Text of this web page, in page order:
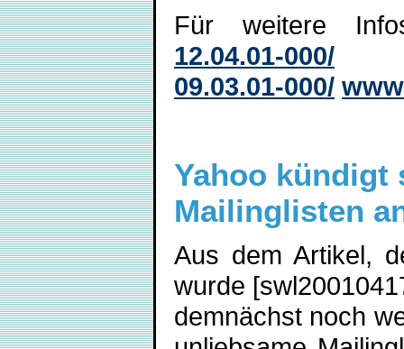
Für weitere
12.04.01-000/
09.03.01-000/
Yahoo kündigt
Mailinglisten
Aus dem Artikel,
wurde
demnächst noch